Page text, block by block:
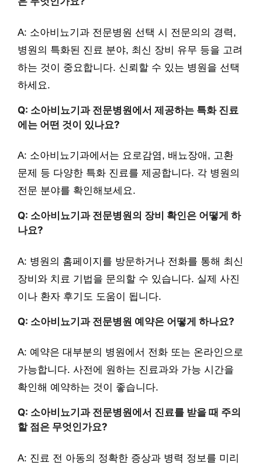
A: 소아비뇨기과 전문병원 선택 시 전문의의 경력,
병원의 특화된 진료 분야, 최신 장비 유무 등을 고려
하는 것이 중요합니다. 신뢰할 수 있는 병원을 선택
하세요.
Q: 소아비뇨기과 전문병원에서 제공하는 특화 진료
에는 어떤 것이 있나요?
A: 소아비뇨기과에서는 요로감염, 배뇨장애, 고환
문제 등 다양한 특화 진료를 제공합니다. 각 병원의
전문 분야를 확인해보세요.
Q: 소아비뇨기과 전문병원의 장비 확인은 어떻게 하
나요?
A: 병원의 홈페이지를 방문하거나 전화를 통해 최신
장비와 치료 기법을 문의할 수 있습니다. 실제 사진
이나 환자 후기도 도움이 됩니다.
Q: 소아비뇨기과 전문병원 예약은 어떻게 하나요?
A: 예약은 대부분의 병원에서 전화 또는 온라인으로
가능합니다. 사전에 원하는 진료과와 가능 시간을
확인해 예약하는 것이 좋습니다.
Q: 소아비뇨기과 전문병원에서 진료를 받을 때 주의
할 점은 무엇인가요?
A: 진료 전 아동의 정확한 증상과 병력 정보를 미리